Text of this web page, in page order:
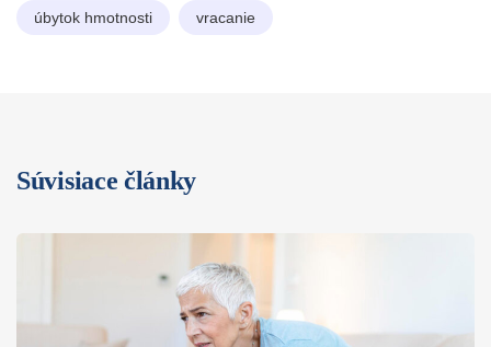
úbytok hmotnosti vracanie
Súvisiace články